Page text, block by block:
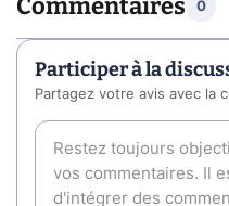
Commentaires 0
Participer à la
Partagez votre avis avec la